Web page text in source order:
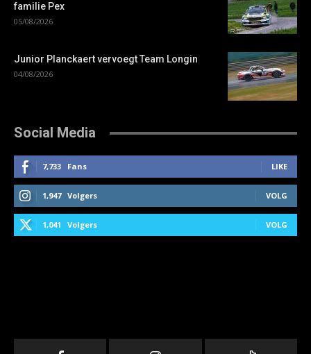
familie Pex
05/08/2026
Junior Planckaert vervoegt Team Longin
04/08/2026
Social Media
7,733 Fans LIKE
1,947 Volgers VOLG
1,041 Volgers VOLG